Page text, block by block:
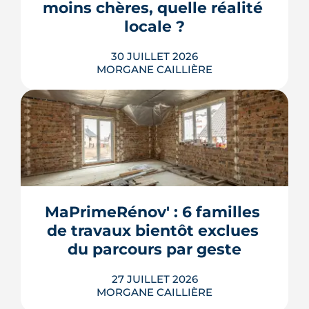
moins chères, quelle réalité
locale ?
30 JUILLET 2026
MORGANE CAILLIÈRE
259 € par an en moyenne régionale,
une hausse de 14 % sur un an, un
risque inondation bien réel autour de
la Loire et de la Sèvre : l'assurance
habitation nantaise conjugue tarifs
doux et vigilance locale. Chiffres,
limites et conseils pour payer le juste
MaPrimeRénov' : 6 familles
de travaux bientôt exclues
du parcours par geste
27 JUILLET 2026
MORGANE CAILLIÈRE